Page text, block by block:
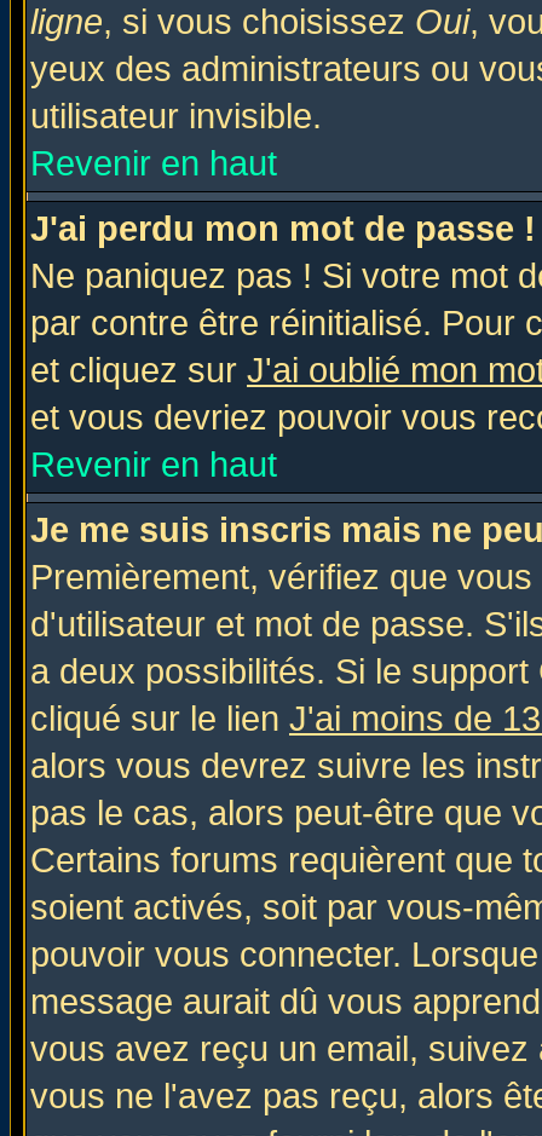
ligne, si vous choisissez Oui,
yeux des administrateurs ou
utilisateur invisible.
Revenir en haut
J'ai perdu mon mot de passe !
Ne paniquez pas ! Si votre mot
par contre être réinitialisé. Pour
et cliquez sur J'ai oublié mon
et vous devriez pouvoir vous
Revenir en haut
Je me suis inscris mais ne
Premièrement, vérifiez que
d'utilisateur et mot de passe.
a deux possibilités. Si le
cliqué sur le lien J'ai moins de
alors vous devrez suivre les
pas le cas, alors peut-être que
Certains forums requièrent que
soient activés, soit par vous-
pouvoir vous connecter.
message aurait dû vous
vous avez reçu un email,
vous ne l'avez pas reçu, alors